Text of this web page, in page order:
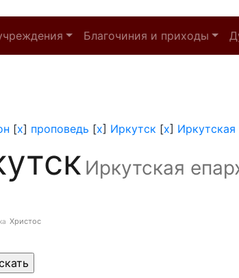
Благочиния и приходы
[x] проповедь [x] Иркутск [x] Иркутская
Иркутская
Христос